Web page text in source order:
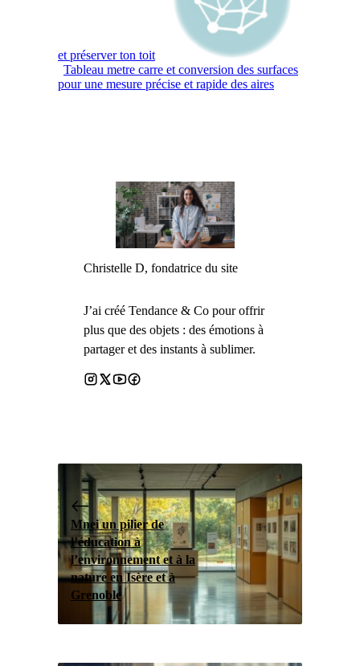
et préserver ton toit
Tableau metre carre et conversion des surfaces
pour une mesure précise et rapide des aires
Christelle D, fondatrice du site
J’ai créé Tendance & Co pour offrir
plus que des objets : des émotions à
partager et des instants à sublimer.
Mnei un pilier de
l’éducation à
l’environnement et à la
nature en Isère et à
Grenoble